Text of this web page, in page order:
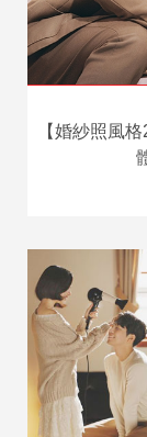
【婚紗照風